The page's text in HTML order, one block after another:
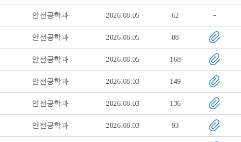
안전공학과 2026.08.05 62
안전공학과 2026.08.05 88
안전공학과 2026.08.05 168
안전공학과 2026.08.03 149
안전공학과 2026.08.03 136
안전공학과 2026.08.03 93